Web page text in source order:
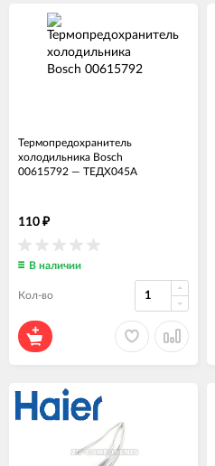
Термопредохранитель
холодильника Bosch
00615792 — ТЕДХ045А
110 ₽
В наличии
Кол-во